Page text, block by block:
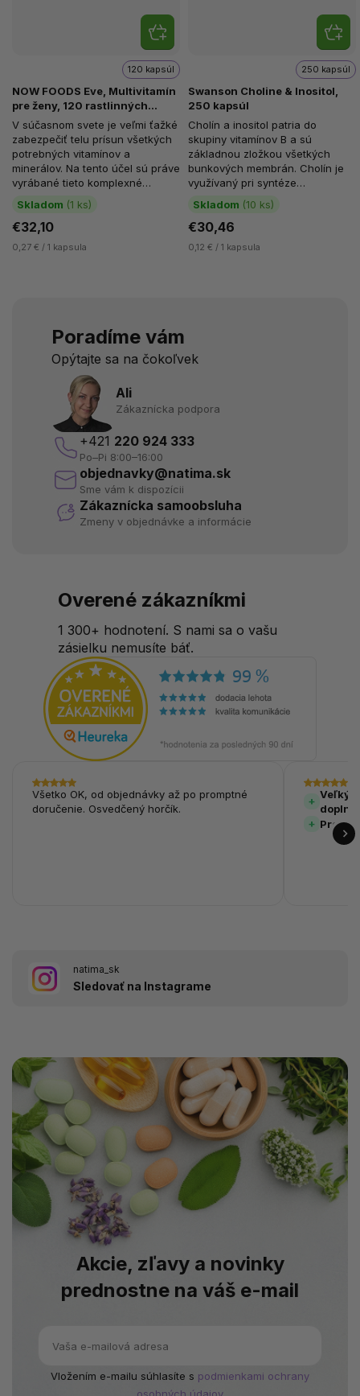
NOW FOODS Eve, Multivitamín
pre ženy, 120 rastlinných
kapsúl
Skladom (1 ks)
120 kapsúl
€32,10
0,27 € / 1 kapsula
V súčasnom svete je veľmi ťažké
zabezpečiť telu prísun všetkých
potrebných vitamínov a
minerálov. Na tento účel sú práve
vyrábané tieto komplexné
multivitamíny. NOW FOODS Eve
je...
Swanson Choline & Inositol,
250 kapsúl
Skladom (10 ks)
250 kapsúl
€30,46
0,12 € / 1 kapsula
Cholín a inositol patria do
skupiny vitamínov B a sú
základnou zložkou všetkých
bunkových membrán. Cholín je
využívaný pri syntéze
acetylcholínu, čo je dôležitý...
Poradíme vám
Opýtajte sa na čokoľvek
Ali
Zákaznícka podpora
+421 220 924 333
Po–Pi 8:00–16:00
objednavky@natima.sk
Sme vám k dispozícii
Zákaznícka samoobsluha
Zmeny v objednávke a informácie
Overené zákazníkmi
1 300+ hodnotení. S nami sa o vašu
zásielku nemusíte báť.
Všetko OK, od objednávky až po promptné
doručenie. Osvedčený horčík.
Veľký
natima_sk
Sledovať na Instagrame
Akcie, zľavy a novinky
prednostne na váš e-mail
Vložením e-mailu súhlasíte s podmienkami ochrany